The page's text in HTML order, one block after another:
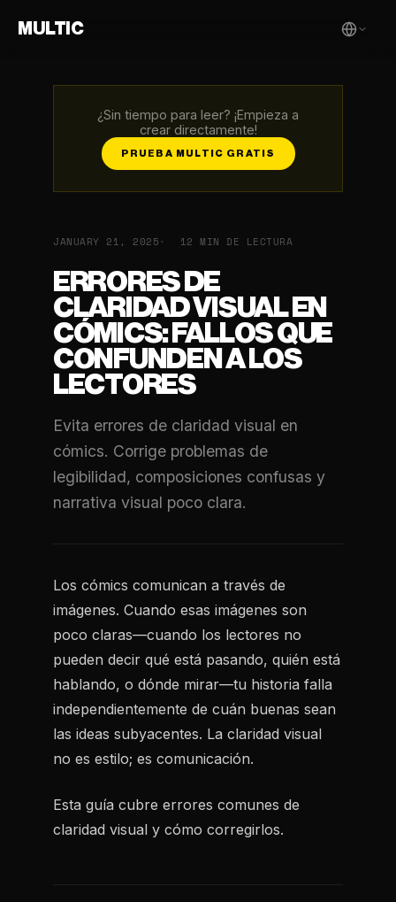
MULTIC
¿Sin tiempo para leer? ¡Empieza a
crear directamente!
PRUEBA MULTIC GRATIS
JANUARY 21, 2025 12 MIN DE LECTURA
ERRORES DE
CLARIDAD VISUAL EN
CÓMICS: FALLOS QUE
CONFUNDEN A LOS
LECTORES
Evita errores de claridad visual en
cómics. Corrige problemas de
legibilidad, composiciones confusas y
narrativa visual poco clara.
Los cómics comunican a través de
imágenes. Cuando esas imágenes son
poco claras—cuando los lectores no
pueden decir qué está pasando, quién está
hablando, o dónde mirar—tu historia falla
independientemente de cuán buenas sean
las ideas subyacentes. La claridad visual
no es estilo; es comunicación.
Esta guía cubre errores comunes de
claridad visual y cómo corregirlos.